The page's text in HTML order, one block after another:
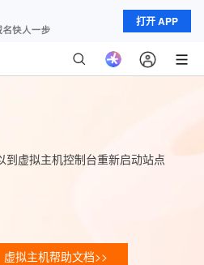
打开 APP
虚拟主机控制台重新启动站点
拟主机帮助文档>>